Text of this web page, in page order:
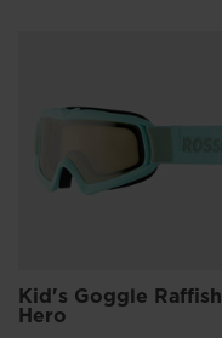
Kid's Goggle Raffish
Hero